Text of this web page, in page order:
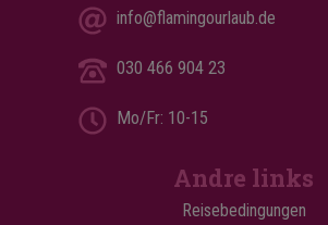
info@flamingourlaub.de
030 466 904 23
Mo/Fr: 10-15
Andre links
Reisebedingungen